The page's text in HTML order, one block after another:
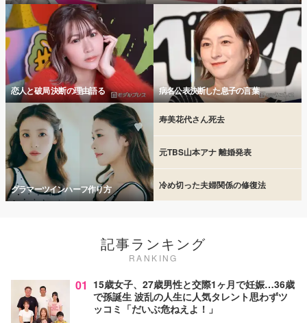
恋人と破局 決断の理由語る 病名公表決断した息子の言葉
グラマーツインハーフ作り方
寿美花代さん死去
元TBS山本アナ 離婚発表
冷め切った夫婦関係の修復法
記事ランキング
RANKING
01 15歳女子、27歳男性と交際1ヶ月で妊娠…36歳
で孫誕生 波乱の人生に人気タレント思わずツ
ッコミ「だいぶ危ねえよ！」